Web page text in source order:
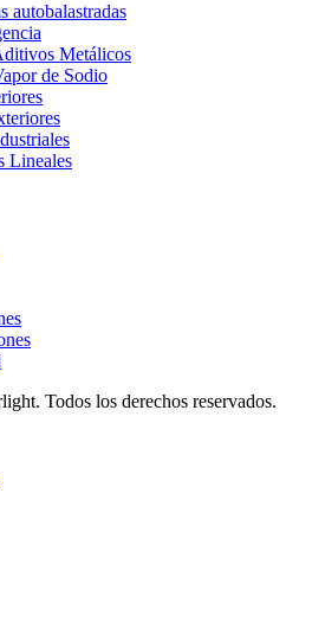
autobalastradas
Metálicos
de Sodio
Lineales
Todos los derechos reservados.